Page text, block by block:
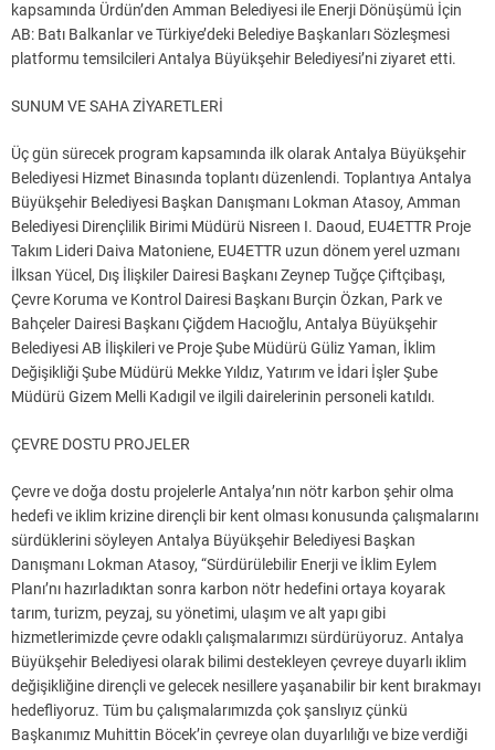
kapsamında Ürdün’den Amman Belediyesi ile Enerji Dönüşümü İçin
AB: Batı Balkanlar ve Türkiye’deki Belediye Başkanları Sözleşmesi
platformu temsilcileri Antalya Büyükşehir Belediyesi’ni ziyaret etti.
SUNUM VE SAHA ZİYARETLERİ
Üç gün sürecek program kapsamında ilk olarak Antalya Büyükşehir
Belediyesi Hizmet Binasında toplantı düzenlendi. Toplantıya Antalya
Büyükşehir Belediyesi Başkan Danışmanı Lokman Atasoy, Amman
Belediyesi Dirençlilik Birimi Müdürü Nisreen I. Daoud, EU4ETTR Proje
Takım Lideri Daiva Matoniene, EU4ETTR uzun dönem yerel uzmanı
İlksan Yücel, Dış İlişkiler Dairesi Başkanı Zeynep Tuğçe Çiftçibaşı,
Çevre Koruma ve Kontrol Dairesi Başkanı Burçin Özkan, Park ve
Bahçeler Dairesi Başkanı Çiğdem Hacıoğlu, Antalya Büyükşehir
Belediyesi AB İlişkileri ve Proje Şube Müdürü Güliz Yaman, İklim
Değişikliği Şube Müdürü Mekke Yıldız, Yatırım ve İdari İşler Şube
Müdürü Gizem Melli Kadıgil ve ilgili dairelerinin personeli katıldı.
ÇEVRE DOSTU PROJELER
Çevre ve doğa dostu projelerle Antalya’nın nötr karbon şehir olma
hedefi ve iklim krizine dirençli bir kent olması konusunda çalışmalarını
sürdüklerini söyleyen Antalya Büyükşehir Belediyesi Başkan
Danışmanı Lokman Atasoy, “Sürdürülebilir Enerji ve İklim Eylem
Planı’nı hazırladıktan sonra karbon nötr hedefini ortaya koyarak
tarım, turizm, peyzaj, su yönetimi, ulaşım ve alt yapı gibi
hizmetlerimizde çevre odaklı çalışmalarımızı sürdürüyoruz. Antalya
Büyükşehir Belediyesi olarak bilimi destekleyen çevreye duyarlı iklim
değişikliğine dirençli ve gelecek nesillere yaşanabilir bir kent bırakmayı
hedefliyoruz. Tüm bu çalışmalarımızda çok şanslıyız çünkü
Başkanımız Muhittin Böcek’in çevreye olan duyarlılığı ve bize verdiği